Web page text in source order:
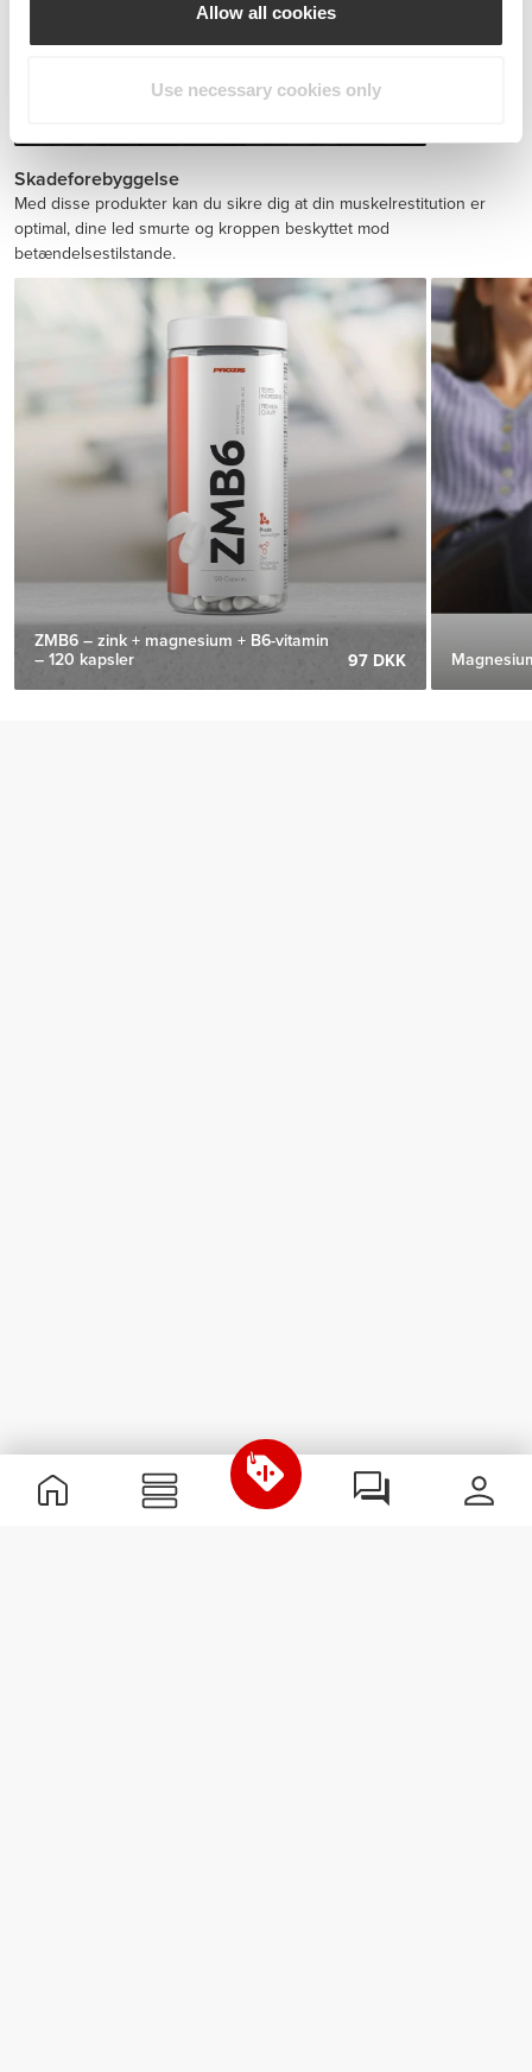
Allow all cookies
Use necessary cookies only
Skadeforebyggelse
Med disse produkter kan du sikre dig at din muskelrestitution er
optimal, dine led smurte og kroppen beskyttet mod
betændelsestilstande.
ZMB6 – zink + magnesium + B6-vitamin
– 120 kapsler
97 DKK